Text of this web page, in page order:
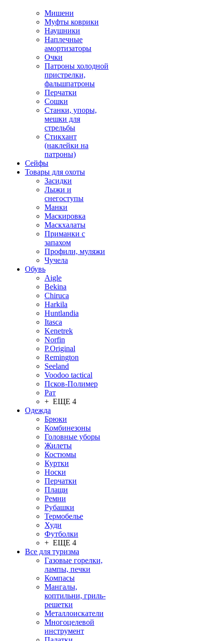
Мишени
Муфты коврики
Наушники
Наплечные
амортизаторы
Очки
Патроны холодной
пристрелки,
фальшпатроны
Перчатки
Сошки
Станки, упоры,
мешки для
стрельбы
Стикхант
(наклейки на
патроны)
Сейфы
Товары для охоты
Засидки
Лыжи и
снегоступы
Манки
Маскировка
Маскхалаты
Приманки с
запахом
Профили, муляжи
Чучела
Обувь
Aigle
Bekina
Chiruсa
Harkila
Huntlandia
Itasca
Kenetrek
Norfin
P.Original
Remington
Seeland
Voodoo tactical
Псков-Полимер
Рат
+ ЕЩЕ 4
Одежда
Брюки
Комбинезоны
Головные уборы
Жилеты
Костюмы
Куртки
Носки
Перчатки
Плащи
Ремни
Рубашки
Термобелье
Худи
Футболки
+ ЕЩЕ 4
Все для туризма
Газовые горелки,
лампы, печки
Компасы
Мангалы,
коптильни, гриль-
решетки
Металлоискатели
Многоцелевой
инструмент